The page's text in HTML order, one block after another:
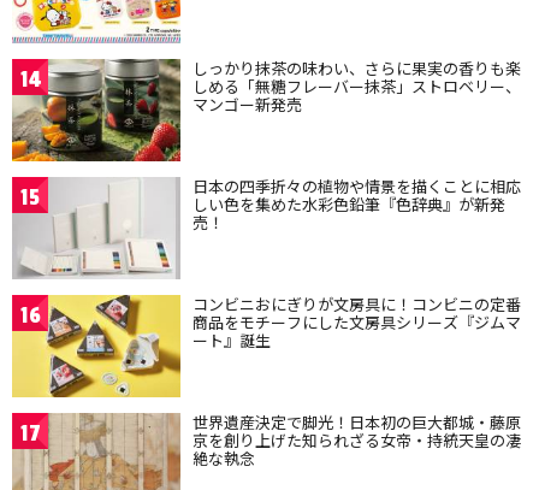
14 しっかり抹茶の味わい、さらに果実の香りも楽
しめる「無糖フレーバー抹茶」ストロベリー、
マンゴー新発売
15 日本の四季折々の植物や情景を描くことに相応
しい色を集めた水彩色鉛筆『色辞典』が新発
売！
16 コンビニおにぎりが文房具に！コンビニの定番
商品をモチーフにした文房具シリーズ『ジムマ
ート』誕生
17 世界遺産決定で脚光！日本初の巨大都城・藤原
京を創り上げた知られざる女帝・持統天皇の凄
絶な執念